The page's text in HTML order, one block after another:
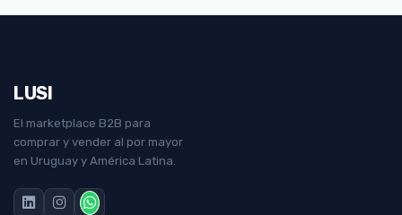
LUSI
El marketplace B2B para
comprar y vender al por mayor
en Uruguay y América Latina.